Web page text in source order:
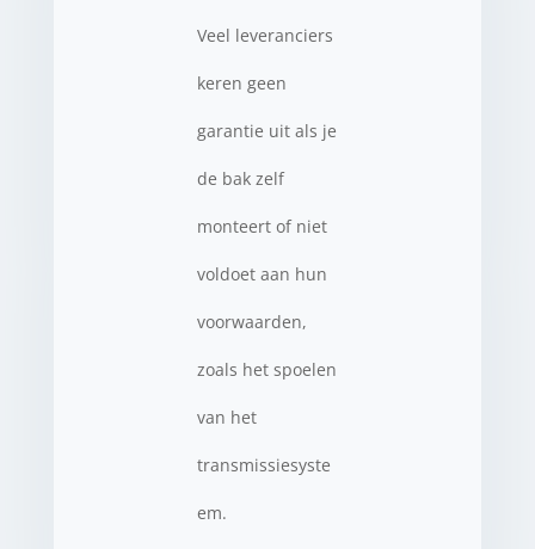
Veel leveranciers
keren geen
garantie uit als je
de bak zelf
monteert of niet
voldoet aan hun
voorwaarden,
zoals het spoelen
van het
transmissiesyste
em.